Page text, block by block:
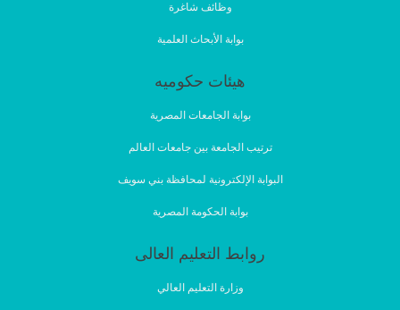
وظائف شاغرة
بوابة الأبحاث العلمية
هيئات حكوميه
بوابة الجامعات المصرية
ترتيب الجامعة بين جامعات العالم
البوابة الإلكترونية لمحافظة بني سويف
بوابة الحكومة المصرية
روابط التعليم العالى
وزارة التعليم العالي